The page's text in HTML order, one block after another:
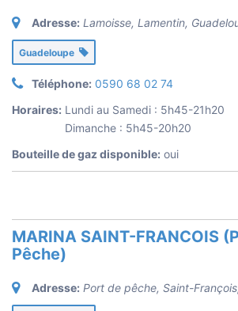
Adresse: Lamoisse, Lamentin,
Guadeloupe
Téléphone: 0590 68 02 74
Horaires: Lundi au Samedi : 5h45-21h20
Dimanche : 5h45-20h20
Bouteille de gaz disponible: oui
MARINA SAINT-FRANCOIS
Pêche)
Adresse: Port de pêche, Saint-François